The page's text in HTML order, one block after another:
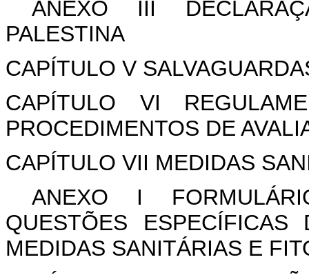
ANEXO III
PALESTINA
CAPÍTULO V
CAPÍTULO VI
PROCEDIMENTOS DE
CAPÍTULO VII MEDIDAS
ANEXO I
QUESTÕES
MEDIDAS SANITÁRIAS E